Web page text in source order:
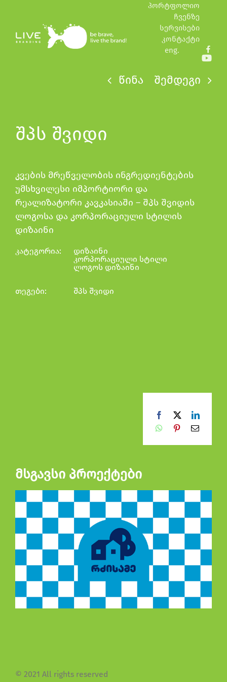
content
პორტფოლიო
ჩვენზე
სერვისები
კონტაქტი
eng.
fb
წინა შემდეგი
შპს შვიდი
კვების მრეწველობის ინგრედიენტების
უმსხვილესი იმპორტიორი და
რეალიზატორი კავკასიაში – შპს შვიდის
ლოგოსა და კორპორაციული სტილის
დიზაინი
კატეგორია:
დიზაინი
კორპორაციული სტილი
ლოგოს დიზაინი
თეგები: შპს შვიდი
Facebook
WhatsApp
PinterestEmail
მსგავსი პროექტები
© 2021 All rights reserved